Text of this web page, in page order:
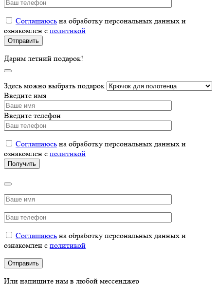
Соглашаюсь на обработку персональных данных и
ознакомлен с политикой
Дарим летний подарок!
Здесь можно выбрать подарок
Введите имя
Введите телефон
Соглашаюсь на обработку персональных данных и
ознакомлен с политикой
Соглашаюсь на обработку персональных данных и
ознакомлен с политикой
Или напишите нам в любой мессенджер